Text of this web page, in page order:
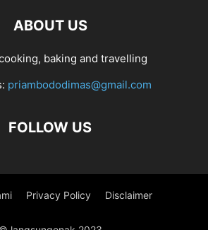
ABOUT US
baking and travelling
priambododimas@gmail.com
FOLLOW US
Privacy Policy Disclaimer